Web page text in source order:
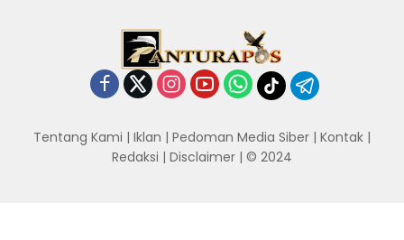
Tentang Kami | Iklan | Pedoman Media Siber | Kontak |
Redaksi | Disclaimer | © 2024